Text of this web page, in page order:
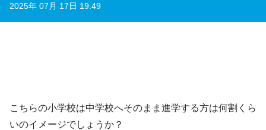
2025年 07月 17日 19:49
こちらの小学校は中学校へそのまま進学する方は何割くら
いのイメージでしょうか？